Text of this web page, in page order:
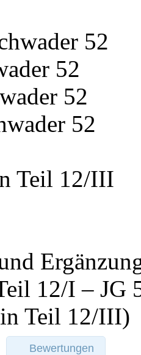
52
52
52
52
Teil 12/III
12/I – JG
Teil 12/III)
Bewertungen